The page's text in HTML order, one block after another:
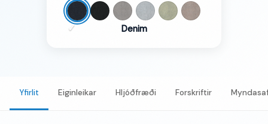
✓ Denim
Yfirlit Eiginleikar Hljóðfræði Forskriftir